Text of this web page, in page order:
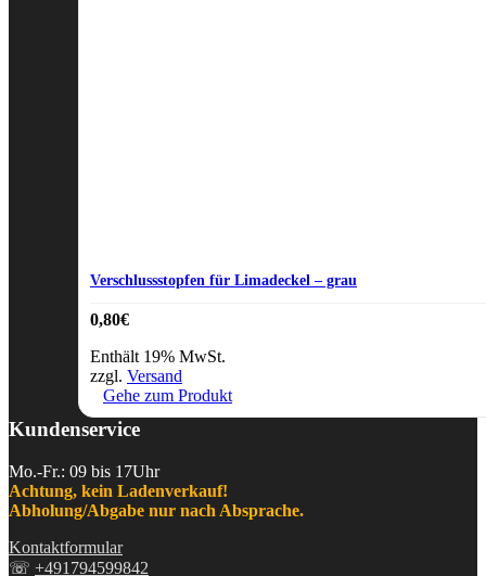
Verschlussstopfen für Limadeckel – grau
0,80€
Enthält 19% MwSt.
zzgl. Versand
Gehe zum Produkt
Kundenservice
Mo.-Fr.: 09 bis 17Uhr
Achtung, kein Ladenverkauf!
Abholung/Abgabe nur nach Absprache.
Kontaktformular
☏ +491794599842